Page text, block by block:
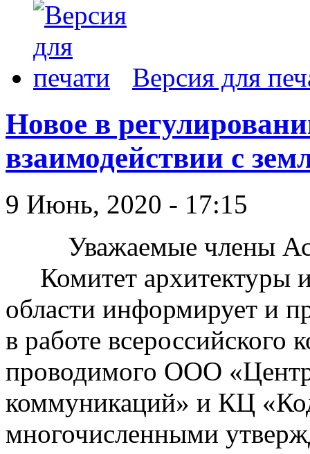
Версия для
Новое в
взаимодействии с
9 Июнь, 2020 - 17:15
Уважаемые члены
Комитет архитектуры и
области информирует и
в работе всероссийского
проводимого ООО
коммуникаций» и КЦ
многочисленными